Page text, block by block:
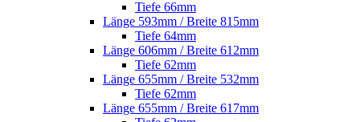
Tiefe 66mm
Länge 593mm / Breite 815mm
Tiefe 64mm
Länge 606mm / Breite 612mm
Tiefe 62mm
Länge 655mm / Breite 532mm
Tiefe 62mm
Länge 655mm / Breite 617mm